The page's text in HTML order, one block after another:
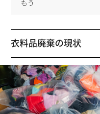
もう
衣料品廃棄の現状